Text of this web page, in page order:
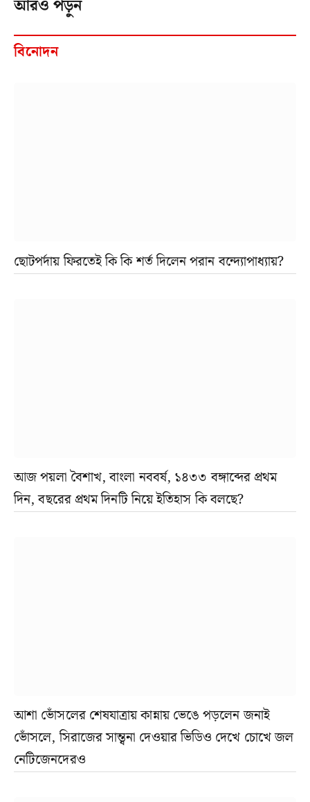
আরও পড়ুন
বিনোদন
ছোটপর্দায় ফিরতেই কি কি শর্ত দিলেন পরান বন্দ্যোপাধ্যায়?
আজ পয়লা বৈশাখ, বাংলা নববর্ষ, ১৪৩৩ বঙ্গাব্দের প্রথম
দিন, বছরের প্রথম দিনটি নিয়ে ইতিহাস কি বলছে?
আশা ভোঁসলের শেষযাত্রায় কান্নায় ভেঙে পড়লেন জনাই
ভোঁসলে, সিরাজের সান্ত্বনা দেওয়ার ভিডিও দেখে চোখে জল
নেটিজেনদেরও